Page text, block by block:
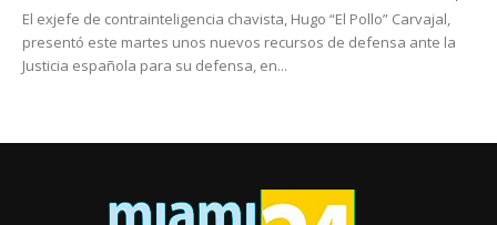
El exjefe de contrainteligencia chavista, Hugo “El Pollo” Carvajal,
presentó este martes unos nuevos recursos de defensa ante la
Justicia española para su defensa, en...